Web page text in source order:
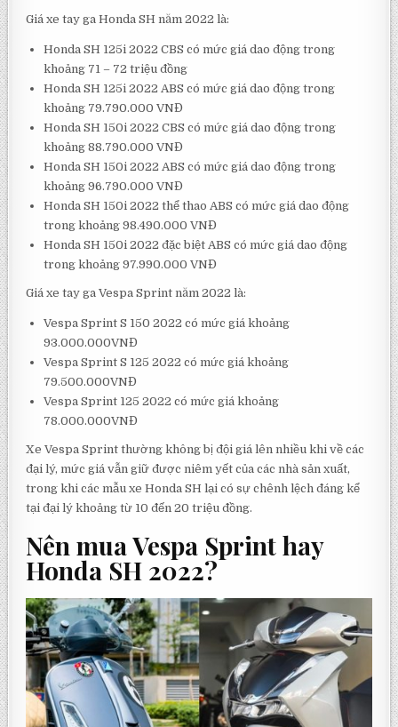
Giá xe tay ga Honda SH năm 2022 là:
Honda SH 125i 2022 CBS có mức giá dao động trong
khoảng 71 – 72 triệu đồng
Honda SH 125i 2022 ABS có mức giá dao động trong
khoảng 79.790.000 VNĐ
Honda SH 150i 2022 CBS có mức giá dao động trong
khoảng 88.790.000 VNĐ
Honda SH 150i 2022 ABS có mức giá dao động trong
khoảng 96.790.000 VNĐ
Honda SH 150i 2022 thể thao ABS có mức giá dao động
trong khoảng 98.490.000 VNĐ
Honda SH 150i 2022 đặc biệt ABS có mức giá dao động
trong khoảng 97.990.000 VNĐ
Giá xe tay ga Vespa Sprint năm 2022 là:
Vespa Sprint S 150 2022 có mức giá khoảng
93.000.000VNĐ
Vespa Sprint S 125 2022 có mức giá khoảng
79.500.000VNĐ
Vespa Sprint 125 2022 có mức giá khoảng
78.000.000VNĐ
Xe Vespa Sprint thường không bị đội giá lên nhiều khi về các
đại lý, mức giá vẫn giữ được niêm yết của các nhà sản xuất,
trong khi các mẫu xe Honda SH lại có sự chênh lệch đáng kể
tại đại lý khoảng từ 10 đến 20 triệu đồng.
Nên mua Vespa Sprint hay
Honda SH 2022?